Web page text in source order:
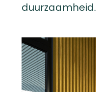
duurzaamheid.